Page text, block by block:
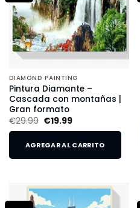
DIAMOND PAINTING
Pintura Diamante –
Cascada con montañas |
Gran formato
€29.99 €19.99
AGREGAR AL CARRITO